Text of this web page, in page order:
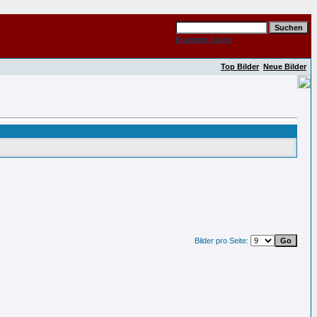
Erweiterte Suche
Top Bilder Neue Bilder
Bilder pro Seite: